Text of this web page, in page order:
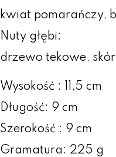
kwiat pomarańczy,
Nuty głębi:
drzewo tekowe,
Wysokość : 11,5 cm
Długość: 9 cm
Szerokość : 9 cm
Gramatura: 225 g